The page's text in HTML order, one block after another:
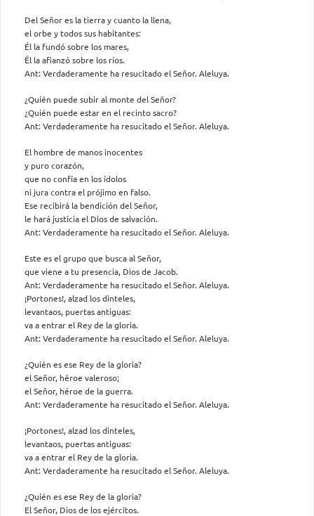
Del Señor es la tierra y cuanto la llena,
el orbe y todos sus habitantes:
Él la fundó sobre los mares,
Él la afianzó sobre los ríos.
Ant: Verdaderamente ha resucitado el Señor. Aleluya.
¿Quién puede subir al monte del Señor?
¿Quién puede estar en el recinto sacro?
Ant: Verdaderamente ha resucitado el Señor. Aleluya.
El hombre de manos inocentes
y puro corazón,
que no confía en los ídolos
ni jura contra el prójimo en falso.
Ese recibirá la bendición del Señor,
le hará justicia el Dios de salvación.
Ant: Verdaderamente ha resucitado el Señor. Aleluya.
Este es el grupo que busca al Señor,
que viene a tu presencia, Dios de Jacob.
Ant: Verdaderamente ha resucitado el Señor. Aleluya.
¡Portones!, alzad los dinteles,
levantaos, puertas antiguas:
va a entrar el Rey de la gloria.
Ant: Verdaderamente ha resucitado el Señor. Aleluya.
¿Quién es ese Rey de la gloria?
el Señor, héroe valeroso;
el Señor, héroe de la guerra.
Ant: Verdaderamente ha resucitado el Señor. Aleluya.
¡Portones!, alzad los dinteles,
levantaos, puertas antiguas:
va a entrar el Rey de la gloria.
Ant: Verdaderamente ha resucitado el Señor. Aleluya.
¿Quién es ese Rey de la gloria?
El Señor, Dios de los ejércitos.